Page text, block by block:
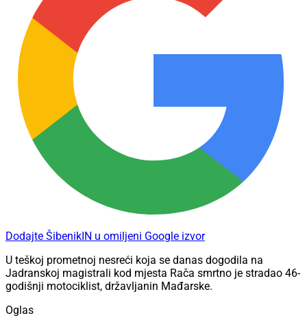
Dodajte ŠibenikIN u omiljeni Google izvor
U teškoj prometnoj nesreći koja se danas dogodila na
Jadranskoj magistrali kod mjesta Rača smrtno je stradao 46-
godišnji motociklist, državljanin Mađarske.
Oglas